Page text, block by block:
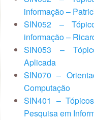
informação –
SIN052 –
informação –
SIN053 –
Aplicada
SIN070 –
Computação
SIN401 –
Pesquisa em